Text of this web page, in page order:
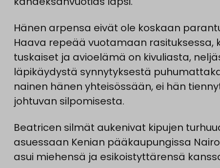
Hänen arpensa eivät ole koskaan
Haava repeää vuotamaan rasituksessa,
tuskaiset ja avioelämä on kivuliasta,
läpikäydystä synnytyksestä
nainen hänen yhteisössään, ei hän
johtuvan silpomisesta.
Beatricen silmät aukenivat kipujen
asuessaan Kenian pääkaupungissa
asui miehensä ja esikoistyttärensä